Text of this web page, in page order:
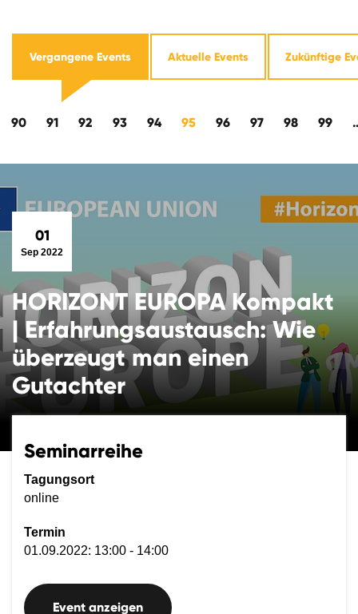
Vergangene Events Aktuelle Events Zukünftige
90 91 92 93 94 95 96 97 98 99
01
Sep 2022
HORIZONT EUROPA Kompakt
| Erfahrungsaustausch: Wie
überzeugt man einen
Gutachter
Seminarreihe
Tagungsort
online
Termin
01.09.2022: 13:00 - 14:00
Event anzeigen